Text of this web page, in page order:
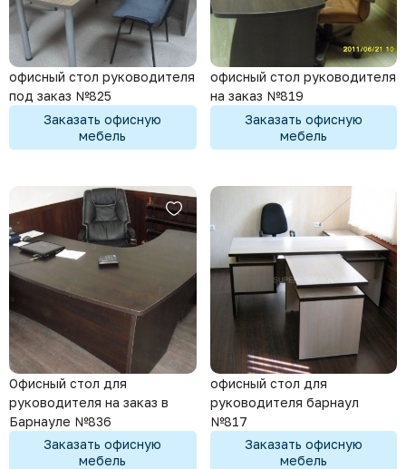
офисный стол руководителя
под заказ №825
Заказать офисную
мебель
офисный стол руководителя
на заказ №819
Заказать офисную
мебель
Офисный стол для
руководителя на заказ в
Барнауле №836
Заказать офисную
мебель
офисный стол для
руководителя барнаул
№817
Заказать офисную
мебель